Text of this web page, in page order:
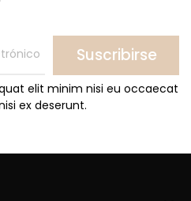
Suscribirse
elit minim nisi eu occaecat
ex deserunt.